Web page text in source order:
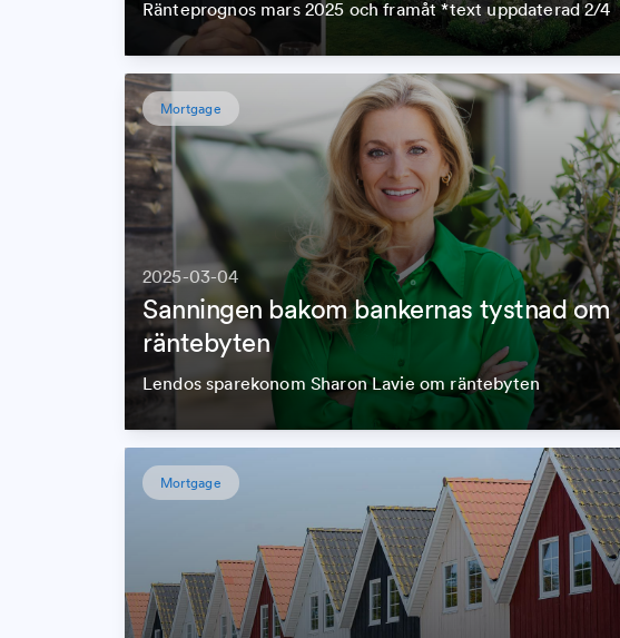
Ränteprognos mars 2025 och framåt *text uppdaterad 2/4
Mortgage
2025-03-04
Sanningen bakom bankernas tystnad om
räntebyten
Lendos sparekonom Sharon Lavie om räntebyten
Mortgage